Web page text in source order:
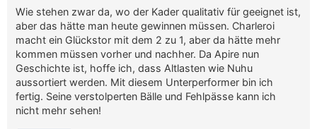
Wie stehen zwar da, wo der Kader qualitativ für geeignet ist,
aber das hätte man heute gewinnen müssen. Charleroi
macht ein Glückstor mit dem 2 zu 1, aber da hätte mehr
kommen müssen vorher und nachher. Da Apire nun
Geschichte ist, hoffe ich, dass Altlasten wie Nuhu
aussortiert werden. Mit diesem Unterperformer bin ich
fertig. Seine verstolperten Bälle und Fehlpässe kann ich
nicht mehr sehen!